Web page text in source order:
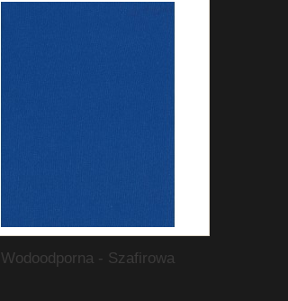
Wodoodporna - Szafirowa